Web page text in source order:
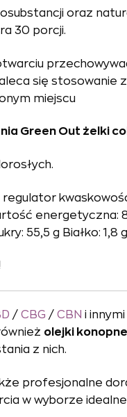
oraz
30 porcji.
się stosowanie
miejscu
Green Out żelki
energetyczna:
55,5 g Białko: 1,8
/ CBG / CBN i
olejki
z nich.
profesjonalne
w wyborze